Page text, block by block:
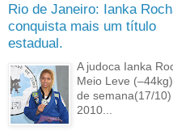
Rio de Janeiro: Ianka
conquista mais um título
estadual.
A judoca Ianka
Meio Leve
de semana(17/
2010...